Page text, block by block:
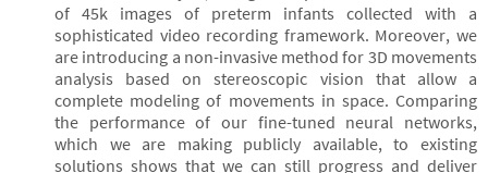
of 45k images of preterm infants collected with a
sophisticated video recording framework. Moreover, we
are introducing a non-invasive method for 3D movements
analysis based on stereoscopic vision that allow a
complete modeling of movements in space. Comparing
the performance of our fine-tuned neural networks,
which we are making publicly available, to existing
solutions shows that we can still progress and deliver